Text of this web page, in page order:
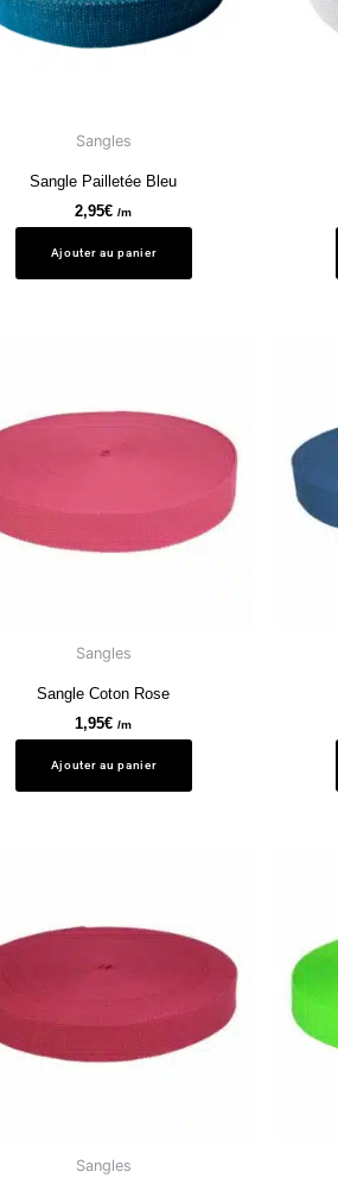
Sangles
Sangle Pailletée Bleu
2,95€ /m
Ajouter au panier
Sangles
Sangle Coton Rose
1,95€ /m
Ajouter au panier
Sangles